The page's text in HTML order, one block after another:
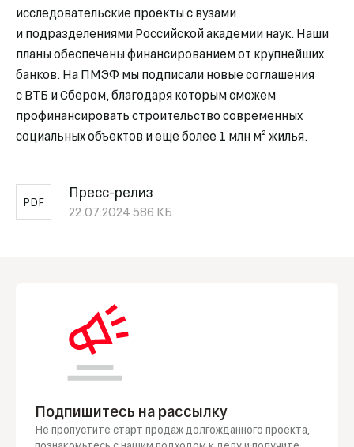
исследовательские проекты с вузами
и подразделениями Российской академии наук. Наши
планы обеспечены финансированием от крупнейших
банков. На ПМЭФ мы подписали новые соглашения
с ВТБ и Сбером, благодаря которым сможем
профинансировать строительство современных
социальных объектов и еще более 1 млн м² жилья.
PDF
Пресс-релиз
22.07.2024 586 КБ
Подпишитесь на рассылку
Не пропустите старт продаж долгожданного проекта,